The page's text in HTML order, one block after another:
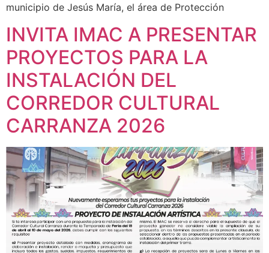
municipio de Jesús María, el área de Protección
INVITA IMAC A PRESENTAR
PROYECTOS PARA LA
INSTALACIÓN DEL
CORREDOR CULTURAL
CARRANZA 2026